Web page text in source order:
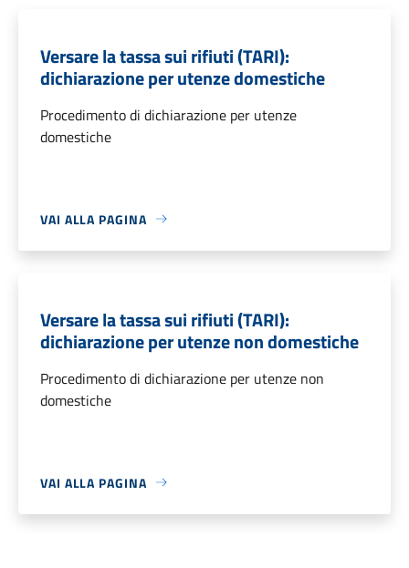
Versare la tassa sui rifiuti (TARI):
dichiarazione per utenze domestiche
Procedimento di dichiarazione per utenze
domestiche
VAI ALLA PAGINA
Versare la tassa sui rifiuti (TARI):
dichiarazione per utenze non domestiche
Procedimento di dichiarazione per utenze non
domestiche
VAI ALLA PAGINA